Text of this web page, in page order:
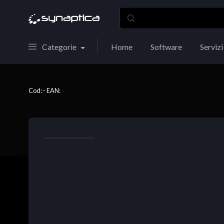
Categorie Home Software Servizi
Cod: - EAN: